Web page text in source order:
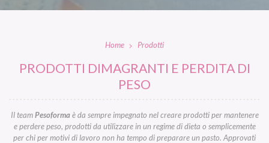
Home Prodotti
PRODOTTI DIMAGRANTI E PERDITA DI
PESO
Il teamPesoformaè da sempre impegnato nel creare prodotti per mantenere
e perdere peso, prodotti da utilizzare in un regime di dieta o semplicemente
per chi per motivi di lavoro non ha tempo di preparare un pasto. Approvati